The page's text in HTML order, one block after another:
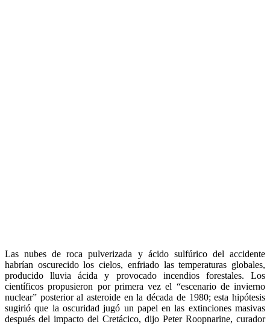
Las nubes de roca pulverizada y ácido sulfúrico del accidente
habrían oscurecido los cielos, enfriado las temperaturas globales,
producido lluvia ácida y provocado incendios forestales. Los
científicos propusieron por primera vez el “escenario de invierno
nuclear” posterior al asteroide en la década de 1980; esta hipótesis
sugirió que la oscuridad jugó un papel en las extinciones masivas
después del impacto del Cretácico, dijo Peter Roopnarine, curador